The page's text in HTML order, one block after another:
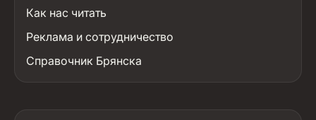
Как нас читать
Реклама и сотрудничество
Справочник Брянска